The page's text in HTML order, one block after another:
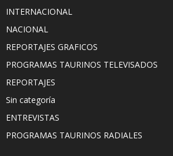
INTERNACIONAL
NACIONAL
REPORTAJES GRAFICOS
PROGRAMAS TAURINOS TELEVISADOS
REPORTAJES
Sin categoría
ENTREVISTAS
PROGRAMAS TAURINOS RADIALES